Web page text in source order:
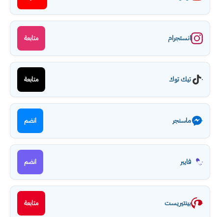
انستجرام متابعة
تيك توك متابعة
ماسنجر انضم
فايبر انضم
بينتيريست متابعة